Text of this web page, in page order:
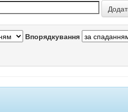
Впорядкування